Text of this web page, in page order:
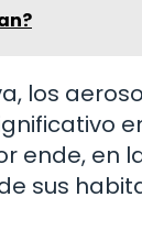
los
ende, en
sus